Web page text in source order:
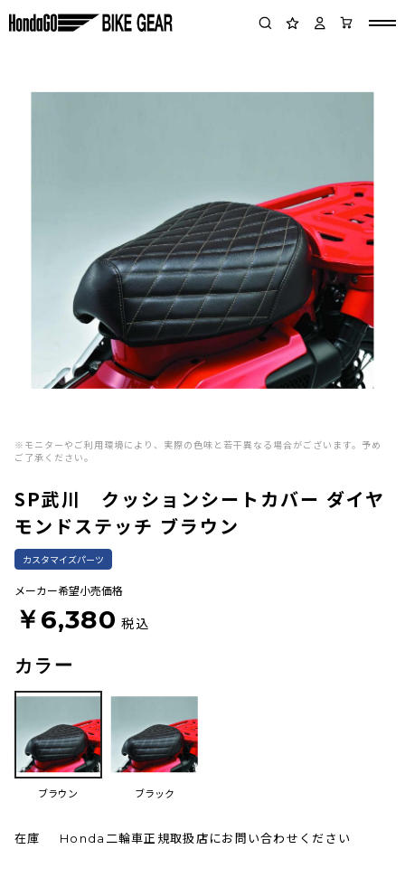
※モニターやご利用環境により、実際の色味と若干異なる場合がございます。予め
ご了承ください。
カスタマイズパーツ
SP武川 クッションシートカバー ダイヤ
モンドステッチ ブラウン
メーカー希望小売価格
￥6,380 税込
カラー
ブラウン ブラック
在庫 Honda二輪車正規取扱店にお問い合わせください